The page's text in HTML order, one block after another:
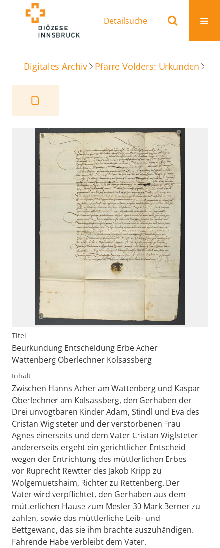
Detailsuche
Digitales Archiv Pfarre Volders: Urkunden
Titel
Beurkundung Entscheidung Erbe Acher
Wattenberg Oberlechner Kolsassberg
Inhalt
Zwischen Hanns Acher am Wattenberg und Kaspar
Oberlechner am Kolsassberg, den Gerhaben der
Drei unvogtbaren Kinder Adam, Stindl und Eva des
Cristan Wiglsteter und der verstorbenen Frau
Agnes einerseits und dem Vater Cristan Wiglsteter
andererseits ergeht ein gerichtlicher Entscheid
wegen der Entrichtung des müttlerlichen Erbes
vor Ruprecht Rewtter des Jakob Kripp zu
Wolgemuetshaim, Richter zu Rettenberg. Der
Vater wird verpflichtet, den Gerhaben aus dem
mütterlichen Hause zum Mesler 30 Mark Berner zu
zahlen, sowie das müttlerliche Leib- und
Bettgewand, das sie ihm brachte auszuhändigen.
Fahrende Habe verbleibt dem Vater.